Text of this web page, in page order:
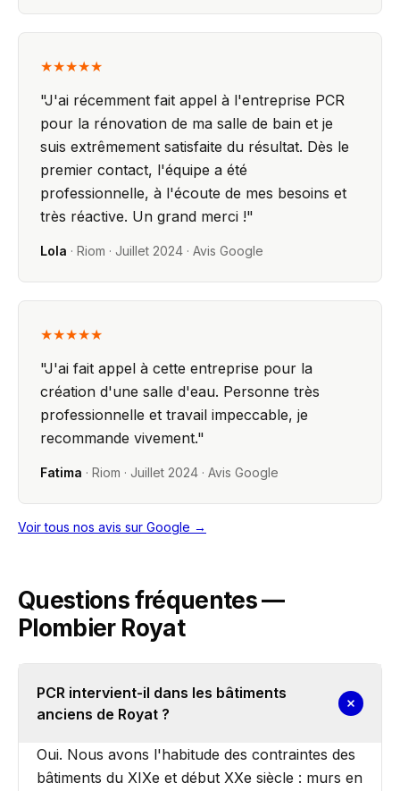
★★★★★
"J'ai récemment fait appel à l'entreprise PCR
pour la rénovation de ma salle de bain et je
suis extrêmement satisfaite du résultat. Dès le
premier contact, l'équipe a été
professionnelle, à l'écoute de mes besoins et
très réactive. Un grand merci !"
Lola · Riom · Juillet 2024 · Avis Google
★★★★★
"J'ai fait appel à cette entreprise pour la
création d'une salle d'eau. Personne très
professionnelle et travail impeccable, je
recommande vivement."
Fatima · Riom · Juillet 2024 · Avis Google
Voir tous nos avis sur Google →
Questions fréquentes —
Plombier Royat
PCR intervient-il dans les bâtiments
anciens de Royat ?
Oui. Nous avons l'habitude des contraintes des
bâtiments du XIXe et début XXe siècle : murs en